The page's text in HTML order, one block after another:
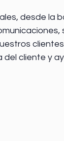
desde la
del cliente y